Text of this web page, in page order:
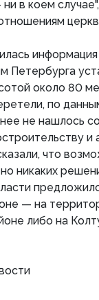
в коем
Петербурга
около 80
по
не нашлось
что
никаких
— на
либо на